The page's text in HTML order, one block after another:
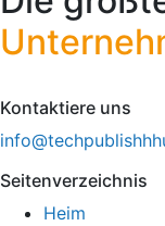
Kontaktiere uns
Seitenverzeichnis
Heim